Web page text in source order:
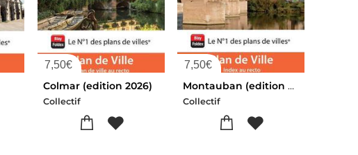
7,50€
Colmar (edition 2026)
Collectif
7,50€
Montauban (edition 2026)
Collectif